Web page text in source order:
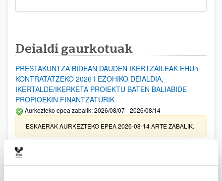
Deialdi gaurkotuak
PRESTAKUNTZA BIDEAN DAUDEN IKERTZAILEAK EHUn
KONTRATATZEKO 2026 I EZOHIKO DEIALDIA,
IKERTALDE/IKERKETA PROIEKTU BATEN BALIABIDE
PROPIOEKIN FINANTZATURIK
Aurkezteko epea zabalik: 2026/08/07 - 2026/08/14
ESKAERAK AURKEZTEKO EPEA 2026-08-14 ARTE ZABALIK.
UPV/EHUn Azpiegitura Zientifikoa eta Funts Bibliografikoak
erosi eta berritzeko laguntzak 2026